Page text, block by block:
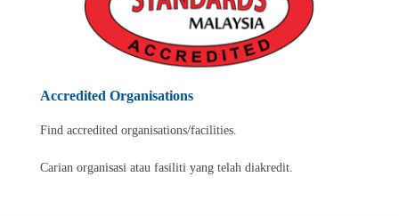
Accredited Organisations
Find accredited organisations/facilities.
Carian organisasi atau fasiliti yang telah diakredit.